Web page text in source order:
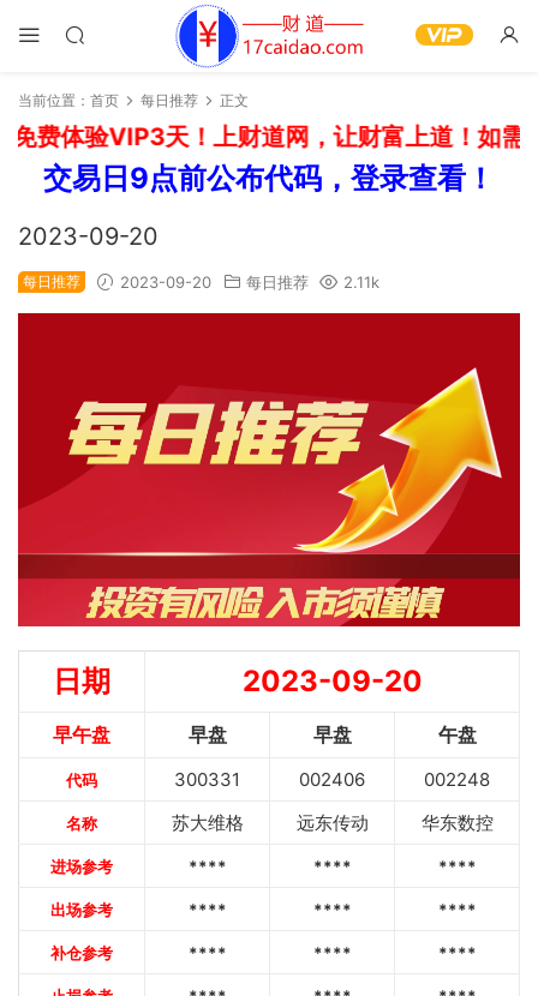
当前位置： 首页 每日推荐 正文
费体验VIP3天！上财道网，让财富上道！如需
交易日9点前公布代码，登录查看！
2023-09-20
每日推荐 2023-09-20 每日推荐 2.11k
日期 2023-09-20
早午盘 早盘 早盘 午盘
代码 300331 002406 002248
名称 苏大维格 远东传动 华东数控
进场参考 **** **** ****
出场参考 **** **** ****
补仓参考 **** **** ****